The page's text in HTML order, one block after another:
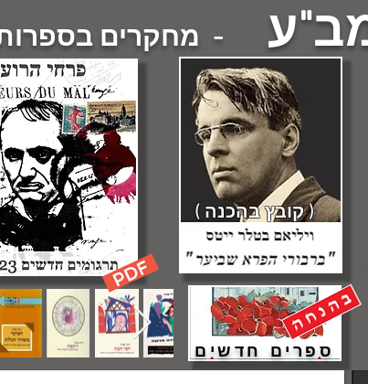
- מחקרים
ספרים חדשים
( קובץ בהכנה )